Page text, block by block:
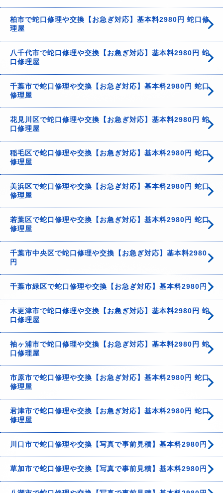
柏市で蛇口修理や交換【お急ぎ対応】基本料2980円 蛇口修
理屋
八千代市で蛇口修理や交換【お急ぎ対応】基本料2980円 蛇
口修理屋
千葉市で蛇口修理や交換【お急ぎ対応】基本料2980円 蛇口
修理屋
花見川区で蛇口修理や交換【お急ぎ対応】基本料2980円 蛇
口修理屋
稲毛区で蛇口修理や交換【お急ぎ対応】基本料2980円 蛇口
修理屋
美浜区で蛇口修理や交換【お急ぎ対応】基本料2980円 蛇口
修理屋
若葉区で蛇口修理や交換【お急ぎ対応】基本料2980円 蛇口
修理屋
千葉市中央区で蛇口修理や交換【お急ぎ対応】基本料2980
円
千葉市緑区で蛇口修理や交換【お急ぎ対応】基本料2980円
木更津市で蛇口修理や交換【お急ぎ対応】基本料2980円 蛇
口修理屋
袖ヶ浦市で蛇口修理や交換【お急ぎ対応】基本料2980円 蛇
口修理屋
市原市で蛇口修理や交換【お急ぎ対応】基本料2980円 蛇口
修理屋
君津市で蛇口修理や交換【お急ぎ対応】基本料2980円 蛇口
修理屋
川口市で蛇口修理や交換【写真で事前見積】基本料2980円
草加市で蛇口修理や交換【写真で事前見積】基本料2980円